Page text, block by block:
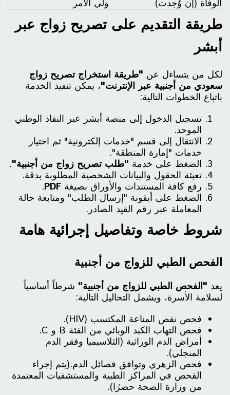
الوفاة (إن وُجدت)
ولي الأمر
طريقة التقديم على تصريح زواج عبر
أبشر
لكل من يتساءل عن "طريقة استخراج تصريح زواج
سعودي من أجنبية عبر الإنترنت"، يمكن تنفيذ الخدمة
باتباع الخطوات التالية:
تسجيل الدخول إلى منصة أبشر عبر النفاذ الوطني
الموحد.
الانتقال إلى قسم "خدمات إلكترونية" ثم اختيار
خدمات "إمارة المنطقة".
الضغط على خدمة "طلب تصريح زواج من أجنبية".
تعبئة الحقول والبيانات الشخصية المطلوبة بدقة.
رفع كافة المستندات والأوراق بصيغة PDF
.
الضغط على أيقونة "إرسال الطلب" ومتابعة حالة
المعاملة عبر رقم القيد الصادر.
شروط خاصة وتفاصيل إجرائية هامة
الفحص الطبي للزواج من أجنبية
يعد "الفحص الطبي للزواج من أجنبية" شرطاً أساسياً
لسلامة الأسرة، ويشمل التحاليل التالية:
فحص نقص المناعة المكتسب (HIV).
فحص التهاب الكبد الوبائي من الفئة B و C.
أمراض الدم الوراثية (الثلاسيميا وفقر الدم
المنجلي).
فحص الزهري وتوافق فصائل الدم.(يتم إجراء
الفحص في المراكز الطبية والمستشفيات المعتمدة
من وزارة الصحة حصرًا).